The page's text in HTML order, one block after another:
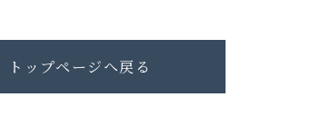
トップページへ戻る